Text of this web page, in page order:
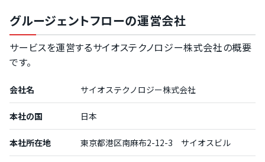
グルージェントフローの運営会社
サービスを運営するサイオステクノロジー株式会社の概要
です。
会社名 サイオステクノロジー株式会社
本社の国 日本
本社所在地 東京都港区南麻布2-12-3 サイオスビル